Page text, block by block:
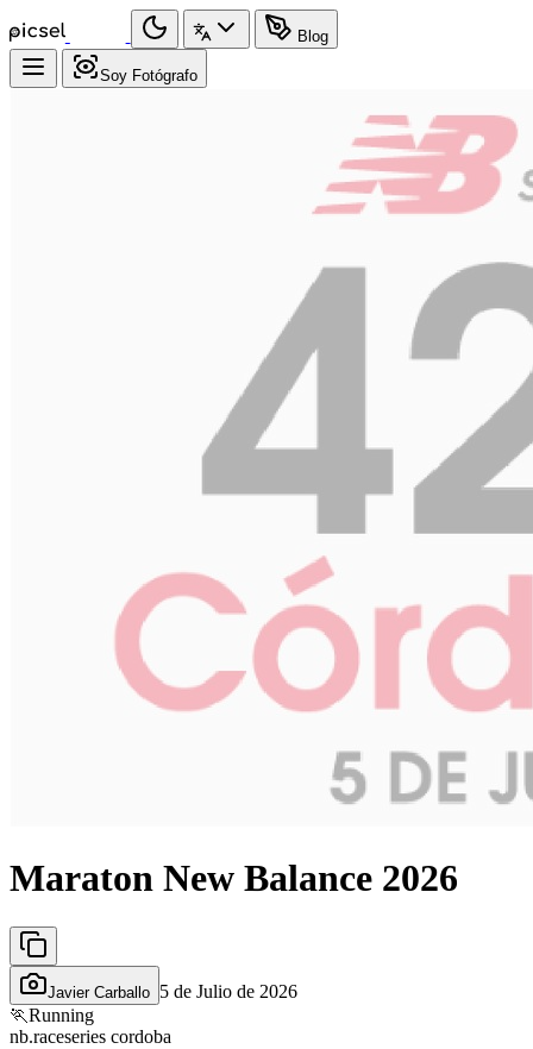
Blog
Soy Fotógrafo
Maraton New Balance 2026
Javier Carballo 5 de Julio de 2026
🏃Running
nb.raceseries cordoba